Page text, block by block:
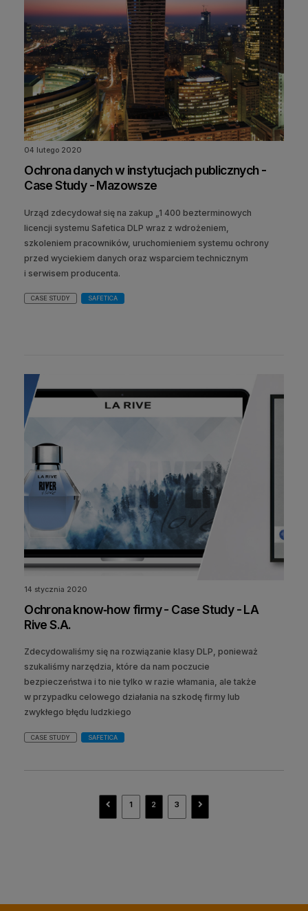
04 lutego 2020
Ochrona danych w instytucjach publicznych -
Case Study - Mazowsze
Urząd zdecydował się na zakup „1 400 bezterminowych
licencji systemu Safetica DLP wraz z wdrożeniem,
szkoleniem pracowników, uruchomieniem systemu ochrony
przed wyciekiem danych oraz wsparciem technicznym
i serwisem producenta.
CASE STUDY SAFETICA
14 stycznia 2020
Ochrona know‑how firmy - Case Study - LA
Rive S.A.
Zdecydowaliśmy się na rozwiązanie klasy DLP, ponieważ
szukaliśmy narzędzia, które da nam poczucie
bezpieczeństwa i to nie tylko w razie włamania, ale także
w przypadku celowego działania na szkodę firmy lub
zwykłego błędu ludzkiego
CASE STUDY SAFETICA
navigate_before 1 2 3 navigate_next